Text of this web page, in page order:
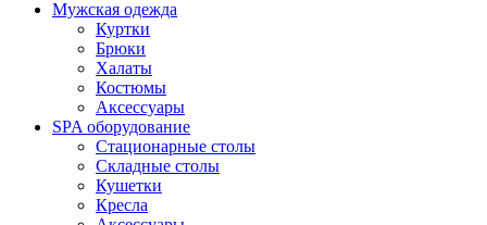
Мужская одежда
Куртки
Брюки
Халаты
Костюмы
Аксессуары
SPA оборудование
Стационарные столы
Складные столы
Кушетки
Кресла